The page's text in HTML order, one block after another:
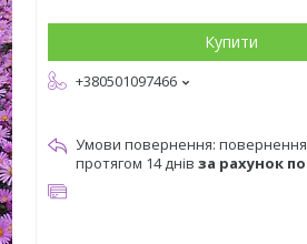
Купити
+380501097466
протягом 14 днів за рахунок